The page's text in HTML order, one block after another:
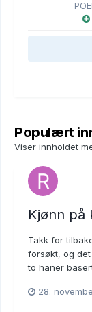
Populært
Viser innholdet
Kjønn på
Takk for
forsøkt, og
to haner
28.